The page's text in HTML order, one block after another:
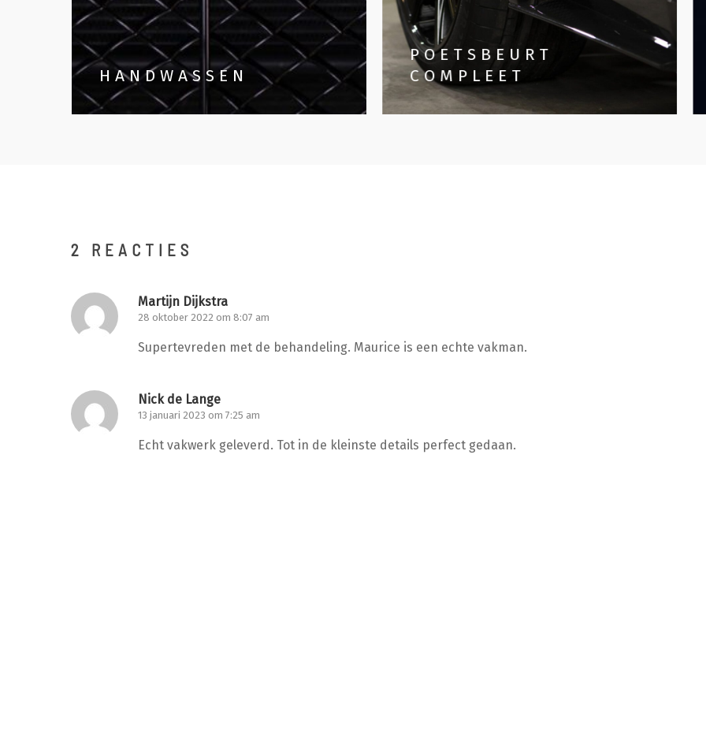
HANDWASSEN
POETSBEURT
COMPLEET
2 REACTIES
Martijn Dijkstra
28 oktober 2022 om 8:07 am
Supertevreden met de behandeling. Maurice is een echte vakman.
Nick de Lange
13 januari 2023 om 7:25 am
Echt vakwerk geleverd. Tot in de kleinste details perfect gedaan.